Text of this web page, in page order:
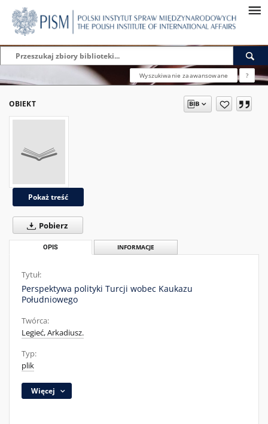
Wyszukiwanie zaawansowane ?
OBIEKT
Pokaż treść
Pobierz
OPIS INFORMACJE
Tytuł:
Perspektywa polityki Turcji wobec Kaukazu
Południowego
Twórca:
Legieć, Arkadiusz.
Typ:
plik
Więcej